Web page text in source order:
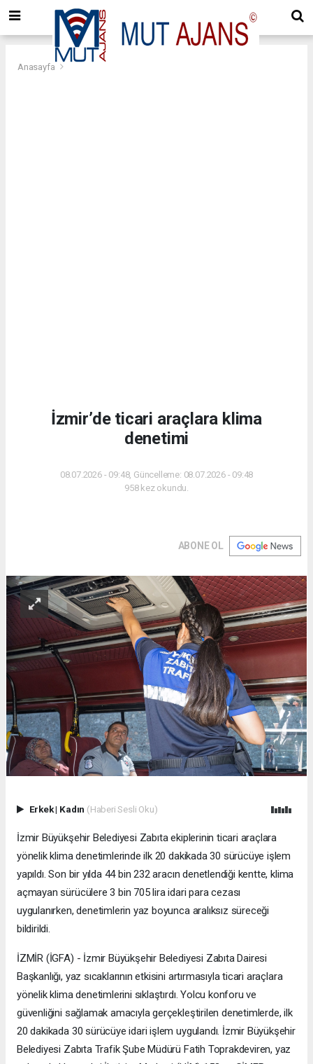
Anasayfa
İzmir’de ticari araçlara klima
denetimi
08.07.2026 - 09:48, Güncelleme: 08.07.2026 - 09:48
958 kez okundu.
ABONE OL
Erkek| Kadın (Haberi Sesli Oku)
İzmir Büyükşehir Belediyesi Zabıta ekiplerinin ticari araçlara
yönelik klima denetimlerinde ilk 20 dakikada 30 sürücüye işlem
yapıldı. Son bir yılda 44 bin 232 aracın denetlendiği kentte, klima
açmayan sürücülere 3 bin 705 lira idari para cezası
uygulanırken, denetimlerin yaz boyunca aralıksız süreceği
bildirildi.
İZMİR (İGFA) - İzmir Büyükşehir Belediyesi Zabıta Dairesi
Başkanlığı, yaz sıcaklarının etkisini artırmasıyla ticari araçlara
yönelik klima denetimlerini sıklaştırdı. Yolcu konforu ve
güvenliğini sağlamak amacıyla gerçekleştirilen denetimlerde, ilk
20 dakikada 30 sürücüye idari işlem uygulandı. İzmir Büyükşehir
Belediyesi Zabıta Trafik Şube Müdürü Fatih Toprakdeviren, yaz